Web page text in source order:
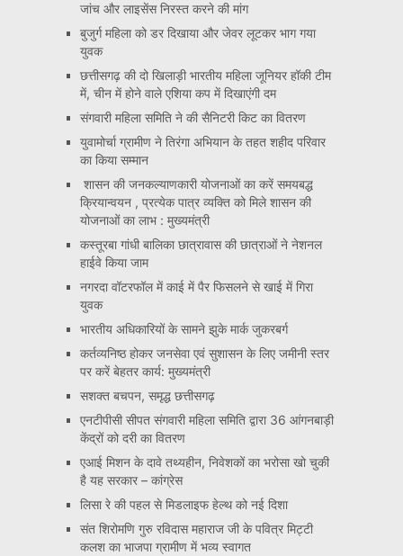
जांच और लाइसेंस निरस्त करने की मांग
बुजुर्ग महिला को डर दिखाया और जेवर लूटकर भाग गया
युवक
छत्तीसगढ़ की दो खिलाड़ी भारतीय महिला जूनियर हॉकी टीम
में, चीन में होने वाले एशिया कप में दिखाएंगी दम
संगवारी महिला समिति ने की सैनिटरी किट का वितरण
युवामोर्चा ग्रामीण ने तिरंगा अभियान के तहत शहीद परिवार
का किया सम्मान
शासन की जनकल्याणकारी योजनाओं का करें समयबद्ध
क्रियान्वयन , प्रत्येक पात्र व्यक्ति को मिले शासन की
योजनाओं का लाभ : मुख्यमंत्री
कस्तूरबा गांधी बालिका छात्रावास की छात्राओं ने नेशनल
हाईवे किया जाम
नगरदा वॉटरफॉल में काई में पैर फिसलने से खाई में गिरा
युवक
भारतीय अधिकारियों के सामने झुके मार्क जुकरबर्ग
कर्तव्यनिष्ठ होकर जनसेवा एवं सुशासन के लिए जमीनी स्तर
पर करें बेहतर कार्य: मुख्यमंत्री
सशक्त बचपन, समृद्ध छत्तीसगढ़
एनटीपीसी सीपत संगवारी महिला समिति द्वारा 36 आंगनबाड़ी
केंद्रों को दरी का वितरण
एआई मिशन के दावे तथ्यहीन, निवेशकों का भरोसा खो चुकी
है यह सरकार – कांग्रेस
लिसा रे की पहल से मिडलाइफ हेल्थ को नई दिशा
संत शिरोमणि गुरु रविदास महाराज जी के पवित्र मिट्टी
कलश का भाजपा ग्रामीण में भव्य स्वागत